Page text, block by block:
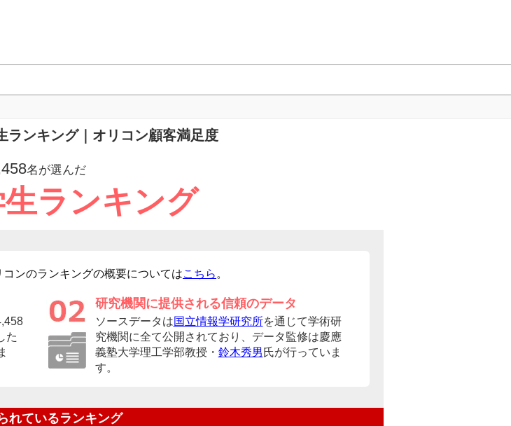
ランキング｜オリコン顧客満足度
名が選んだ
ランキング
コンのランキングの概要についてはこちら 。
た
研究機関に提供される信頼のデータ
ソースデータは国立情報学研究所を通じて学術研
究機関に全て公開されており、データ監修は慶應
義塾大学理工学部教授・ 鈴木秀男 氏が行っていま
す。
れているランキング